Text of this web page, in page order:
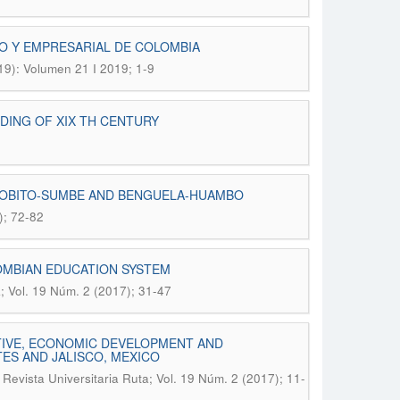
Y EMPRESARIAL DE COLOMBIA
Volumen 21 I 2019; 1-9
OF XIX TH CENTURY
SUMBE AND BENGUELA-HUAMBO
72-82
EDUCATION SYSTEM
Vol. 19 Núm. 2 (2017); 31-47
ECONOMIC DEVELOPMENT AND
AND JALISCO, MEXICO
Revista Universitaria Ruta; Vol. 19 Núm. 2 (2017); 11-